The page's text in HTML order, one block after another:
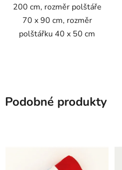
200 cm, rozměr polštáře
70 x 90 cm, rozměr
polštářku 40 x 50 cm
Podobné produkty